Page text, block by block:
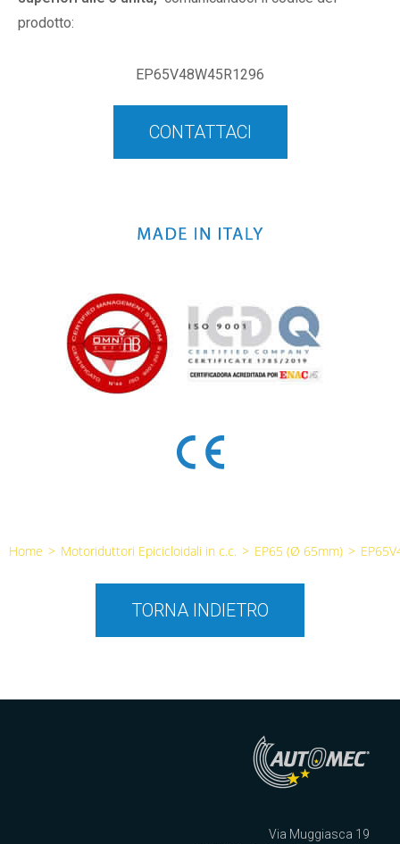
prodotto:
EP65V48W45R1296
CONTATTACI
Home > Motoriduttori Epicicloidali in c.c. > EP65 (Ø 65mm) >
TORNA INDIETRO
Via Muggiasca 19